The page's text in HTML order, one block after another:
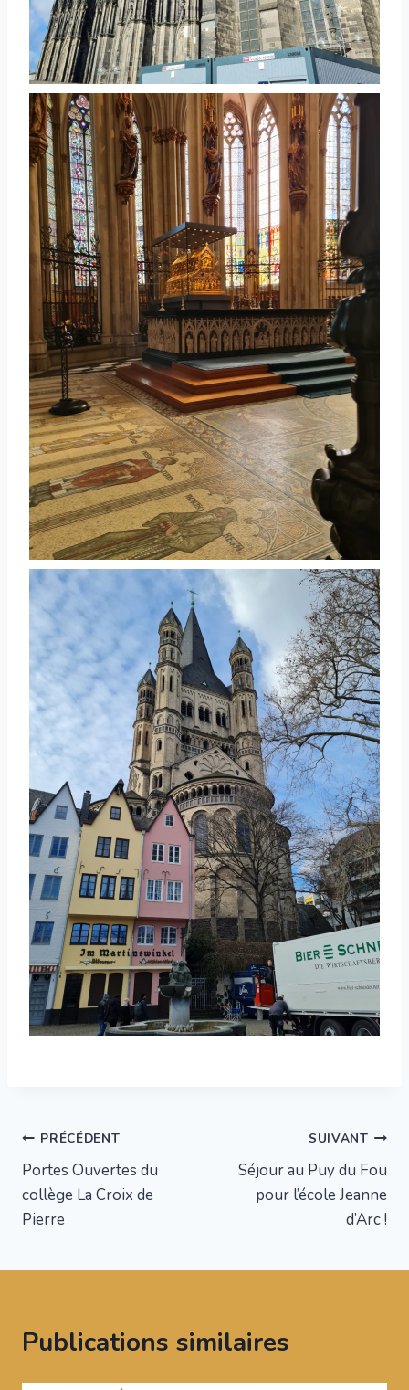
Navigation
de
l’article
PRÉCÉDENT
Portes Ouvertes du
collège La Croix de
Pierre
SUIVANT
Séjour au Puy du Fou
pour l’école Jeanne
d’Arc !
Publications similaires